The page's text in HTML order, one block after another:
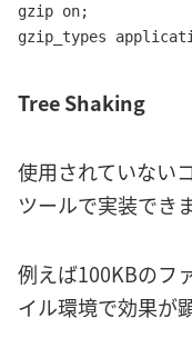
gzip on;
gzip_types
Tree Shaking
使用されていない
ツールで実装できま
例えば100KBのフ
イル環境で効果が